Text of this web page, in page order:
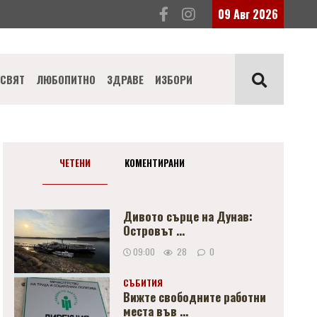
09 Авг 2026
СВЯТ ЛЮБОПИТНО ЗДРАВЕ ИЗБОРИ
ЧЕТЕНИ КОМЕНТИРАНИ
Дивото сърце на Дунав:
Островът ...
09:00 28 0
СЪБИТИЯ
Вижте свободните работни
места във ...